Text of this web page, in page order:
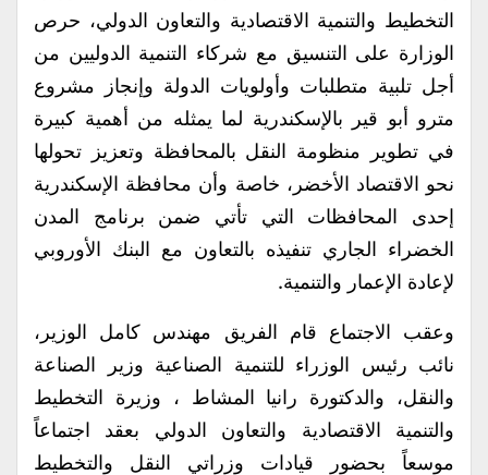
التخطيط والتنمية الاقتصادية والتعاون الدولي، حرص
الوزارة على التنسيق مع شركاء التنمية الدوليين من
أجل تلبية متطلبات وأولويات الدولة وإنجاز مشروع
مترو أبو قير بالإسكندرية لما يمثله من أهمية كبيرة
في تطوير منظومة النقل بالمحافظة وتعزيز تحولها
نحو الاقتصاد الأخضر، خاصة وأن محافظة الإسكندرية
إحدى المحافظات التي تأتي ضمن برنامج المدن
الخضراء الجاري تنفيذه بالتعاون مع البنك الأوروبي
لإعادة الإعمار والتنمية.
وعقب الاجتماع قام الفريق مهندس كامل الوزير،
نائب رئيس الوزراء للتنمية الصناعية وزير الصناعة
والنقل، والدكتورة رانيا المشاط ، وزيرة التخطيط
والتنمية الاقتصادية والتعاون الدولي بعقد اجتماعاً
موسعاً بحضور قيادات وزراتي النقل والتخطيط